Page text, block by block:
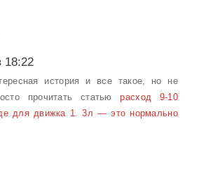
18:22
история и все такое, но не
прочитать статьюрасход 9-10
для движка 1. 3л — это нормально